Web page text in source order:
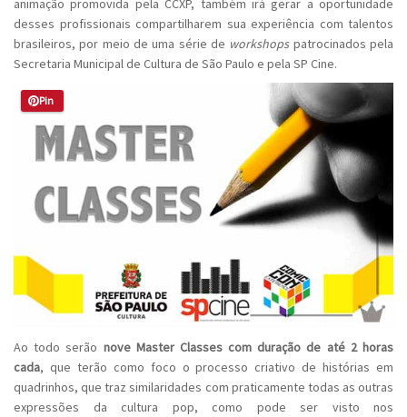
animação promovida pela CCXP, também irá gerar a oportunidade
desses profissionais compartilharem sua experiência com talentos
brasileiros, por meio de uma série de workshopspatrocinados pela
Secretaria Municipal de Cultura de São Paulo e pela SP Cine.
Pin
Ao todo serão nove Master Classes com duração de até 2 horas
cada, que terão como foco o processo criativo de histórias em
quadrinhos, que traz similaridades com praticamente todas as outras
expressões da cultura pop, como pode ser visto nos